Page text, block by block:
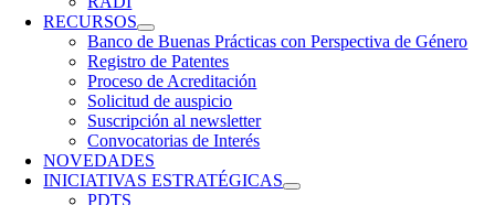
RECURSOS
Banco de Buenas Prácticas con Perspectiva de Género
Registro de Patentes
Proceso de Acreditación
Solicitud de auspicio
Suscripción al newsletter
Convocatorias de Interés
NOVEDADES
INICIATIVAS ESTRATÉGICAS
PDTS